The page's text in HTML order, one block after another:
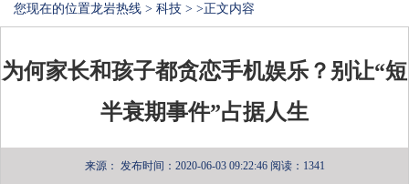
您现在的位置龙岩热线 > 科技 > >正文内容
为何家长和孩子都贪恋手机娱乐？别让“短
半衰期事件”占据人生
来源： 发布时间：2020-06-03 09:22:46 阅读：1341